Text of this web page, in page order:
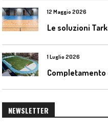
12 Maggio 2026
Le soluzioni
1 Luglio 2026
NEWSLETTER